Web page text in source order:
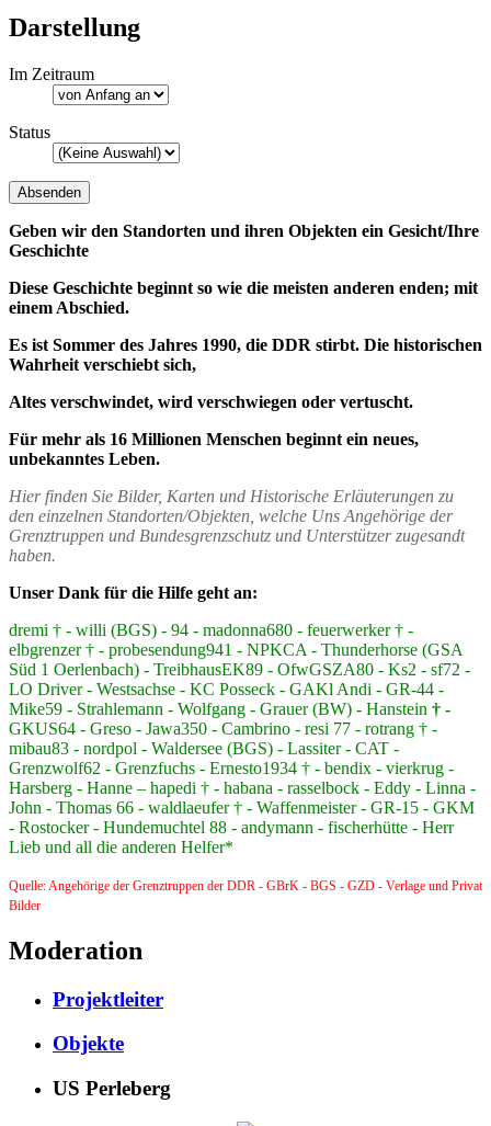
Darstellung
Im Zeitraum
Status
Geben wir den Standorten und ihren Objekten ein Gesicht/Ihre
Geschichte
Diese Geschichte beginnt so wie die meisten anderen enden; mit
einem Abschied.
Es ist Sommer des Jahres 1990, die DDR stirbt. Die historischen
Wahrheit verschiebt sich,
Altes verschwindet, wird verschwiegen oder vertuscht.
Für mehr als 16 Millionen Menschen beginnt ein neues,
unbekanntes Leben.
Hier finden Sie Bilder, Karten und Historische Erläuterungen zu
den einzelnen Standorten/Objekten, welche Uns Angehörige der
Grenztruppen und Bundesgrenzschutz und Unterstützer zugesandt
haben.
Unser Dank für die Hilfe geht an:
dremi † - willi (BGS) - 94 - madonna680 - feuerwerker † -
elbgrenzer † - probesendung941 - NPKCA - Thunderhorse (GSA
Süd 1 Oerlenbach) - TreibhausEK89 - OfwGSZA80 - Ks2 - sf72 -
LO Driver - Westsachse - KC Posseck - GAKl Andi - GR-44 -
Mike59 - Strahlemann - Wolfgang - Grauer (BW) - Hanstein † -
GKUS64 - Greso - Jawa350 - Cambrino - resi 77 - rotrang † -
mibau83 - nordpol - Waldersee (BGS) - Lassiter - CAT -
Grenzwolf62 - Grenzfuchs - Ernesto1934 † - bendix - vierkrug -
Harsberg - Hanne – hapedi † - habana - rasselbock - Eddy - Linna -
John - Thomas 66 - waldlaeufer † - Waffenmeister - GR-15 - GKM
- Rostocker - Hundemuchtel 88 - andymann - fischerhütte - Herr
Lieb und all die anderen Helfer*
Quelle: Angehörige der Grenztruppen der DDR - GBrK - BGS - GZD - Verlage und Privat
Bilder
Moderation
Projektleiter
Objekte
US Perleberg